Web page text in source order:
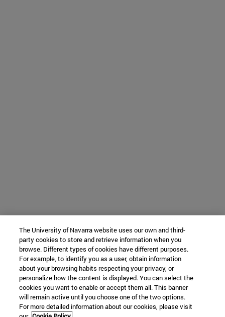
The University of Navarra website uses our own and third-
party cookies to store and retrieve information when you
browse. Different types of cookies have different purposes.
For example, to identify you as a user, obtain information
about your browsing habits respecting your privacy, or
personalize how the content is displayed. You can select the
cookies you want to enable or accept them all. This banner
will remain active until you choose one of the two options.
For more detailed information about our cookies, please visit